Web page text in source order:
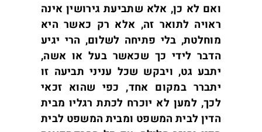
ואם לא כן, אלא שתביעת גירושין אינה
ראויה לתואר זה, אלא רק כאשר היא
מוחלטת, בלי פתיחה לשלום, הרי יגיע
הדבר לידי כך שכאשר בעל או אשה,
יתבע גט, ויבקש שכל עניני תביעה זו
יתברר במקום אחד, כפי שהוא זכאי
לכך, למען לא יוכרח לכתת רגליו מבית
הדין לבית המשפט ומבית המשפט לבית